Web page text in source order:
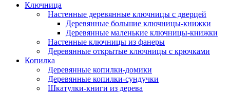
Ключница
Настенные деревянные ключницы с дверцей
Деревянные большие ключницы-книжки
Деревянные маленькие ключницы-книжки
Настенные ключницы из фанеры
Деревянные открытые ключницы с крючками
Копилка
Деревянные копилки-домики
Деревянные копилки-сундучки
Шкатулки-книги из дерева